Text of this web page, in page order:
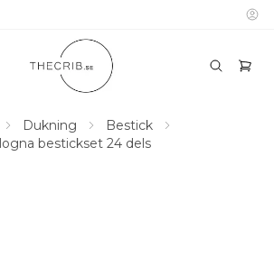
Dukning
Bestick
bestickset 24 dels